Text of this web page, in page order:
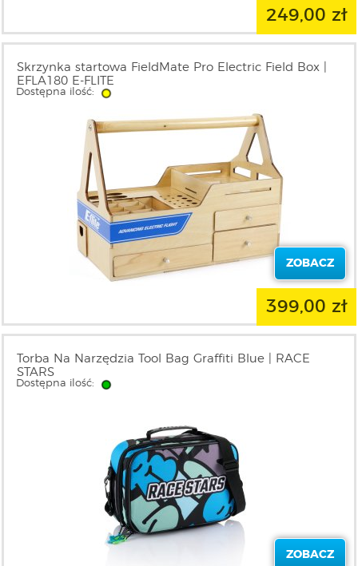
249,00 zł
Skrzynka startowa FieldMate Pro Electric Field Box |
EFLA180 E-FLITE
Dostępna ilość:
ZOBACZ
399,00 zł
Torba Na Narzędzia Tool Bag Graffiti Blue | RACE
STARS
Dostępna ilość:
ZOBACZ